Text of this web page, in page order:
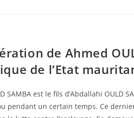
de Ahmed
de l’Etat
SAMBA est le fils d’Abdallahi OULD
pendant un certain temps. Ce dernier